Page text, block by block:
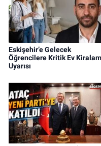
Eskişehir’e Gelecek
Öğrencilere Kritik Ev
Uyarısı